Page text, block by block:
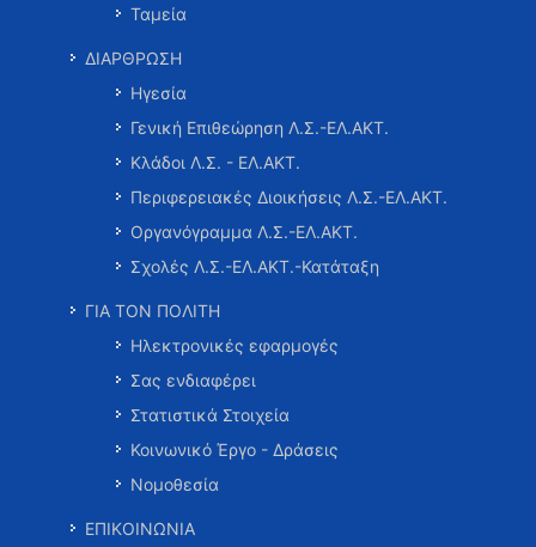
Ταμεία
ΔΙΑΡΘΡΩΣΗ
Ηγεσία
Γενική Επιθεώρηση Λ.Σ.-ΕΛ.ΑΚΤ.
Κλάδοι Λ.Σ. - ΕΛ.ΑΚΤ.
Περιφερειακές Διοικήσεις Λ.Σ.-ΕΛ.ΑΚΤ.
Οργανόγραμμα Λ.Σ.-ΕΛ.ΑΚΤ.
Σχολές Λ.Σ.-ΕΛ.ΑΚΤ.-Κατάταξη
ΓΙΑ ΤΟΝ ΠΟΛΙΤΗ
Ηλεκτρονικές εφαρμογές
Σας ενδιαφέρει
Στατιστικά Στοιχεία
Κοινωνικό Έργο - Δράσεις
Νομοθεσία
ΕΠΙΚΟΙΝΩΝΙΑ